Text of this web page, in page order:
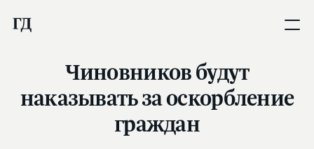
Чиновников будут
наказывать за оскорбление
граждан